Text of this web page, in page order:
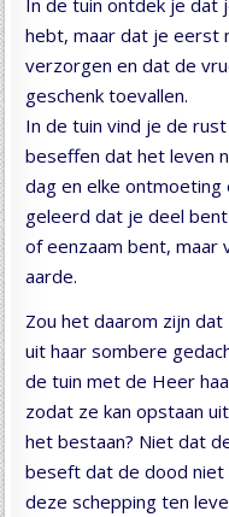
hebt, maar dat je eerst
verzorgen en dat de
geschenk toevallen.
In de tuin vind je de
beseffen dat het leven
dag en elke ontmoeting
geleerd dat je deel
of eenzaam bent, maar
aarde.
Zou het daarom zijn
uit haar sombere
de tuin met de Heer
zodat ze kan opstaan
het bestaan? Niet dat
beseft dat de dood
deze schepping ten